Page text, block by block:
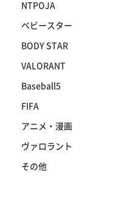
NTPOJA
ベビースター
BODY STAR
VALORANT
Baseball5
FIFA
アニメ・漫画
ヴァロラント
その他